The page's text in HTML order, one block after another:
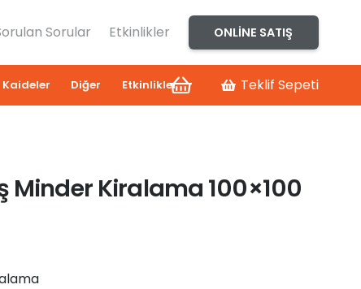
Sorular Etkinlikler ONLINE SATIŞ
Kaideler Diğer Etkinlikler Teklif Sepeti
Minder Kiralama 100×100